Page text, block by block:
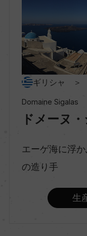
サントリーニ島
ギリシャ ＞
Domaine Sigalas
ドメーヌ
エーゲ海に浮
の造り手
生